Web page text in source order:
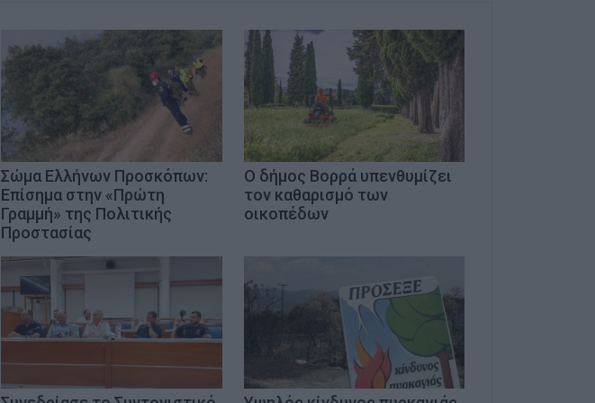
Σώμα Ελλήνων Προσκόπων:
Επίσημα στην «Πρώτη
Γραμμή» της Πολιτικής
Προστασίας
O δήμος Βορρά υπενθυμίζει
τον καθαρισμό των
οικοπέδων